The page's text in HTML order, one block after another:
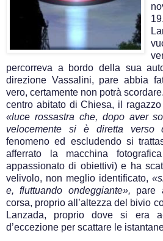
percorreva a bordo della sua
direzione Vassalini, pare abbia
vero, certamente non potrà
centro abitato di Chiesa, il
«luce rossastra che, dopo aver
velocemente si è diretta verso
fenomeno ed escludendo si
afferrato la macchina
appassionato di obiettivi) e ha
velivolo, non meglio identificato,
e, fluttuando ondeggiante», pare
corsa, proprio all’altezza del bivio
Lanzada, proprio dove si era
d’eccezione per scattare le